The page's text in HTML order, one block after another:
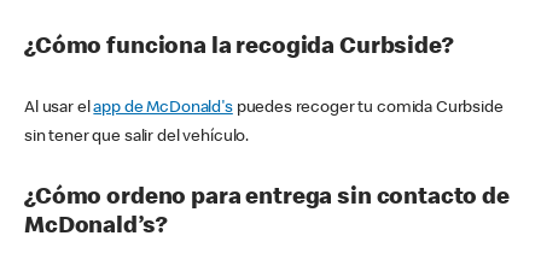
¿Cómo funciona la recogida Curbside?
Al usar elapp de McDonald'spuedes recoger tu comida Curbside
sin tener que salir del vehículo.
¿Cómo ordeno para entrega sin contacto de
McDonald’s?